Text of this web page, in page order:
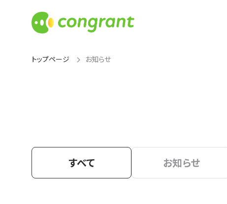
トップページ お知らせ
すべて お知らせ